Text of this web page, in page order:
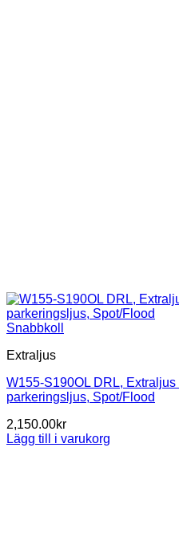
Snabbkoll
Extraljus
W155-S190OL DRL, Extraljus
parkeringsljus, Spot/Flood
2,150.00kr
Lägg till i varukorg